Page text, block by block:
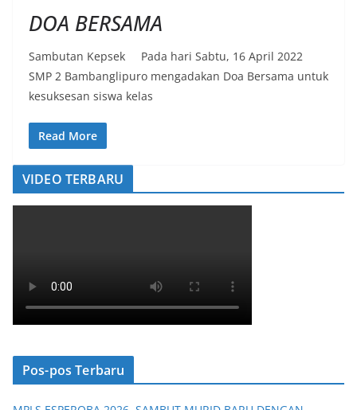
DOA BERSAMA
Sambutan Kepsek Pada hari Sabtu, 16 April 2022
SMP 2 Bambanglipuro mengadakan Doa Bersama untuk
kesuksesan siswa kelas
Read More
VIDEO TERBARU
Pos-pos Terbaru